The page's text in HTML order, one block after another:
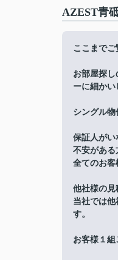
AZEST青
ここまでご
お部屋探
ーに細かい
シングル物
保証人がい
不安がある
全てのお客
他社様の見
当社では
す。
お客様１組